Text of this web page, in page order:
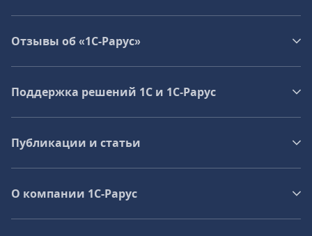
Отзывы об «1С-Рарус»
Поддержка решений 1С и 1С‑Рарус
Публикации и статьи
О компании 1C-Рарус